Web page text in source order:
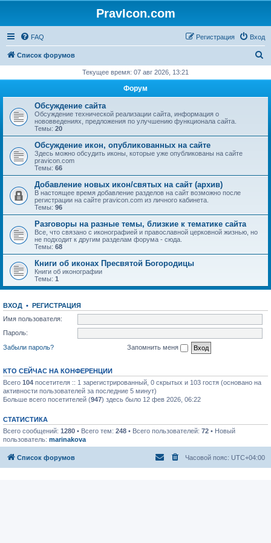
PravIcon.com
FAQ Вход
Регистрация
Список форумов
с
Текущее время: 07 авг 2026, 13:21
Форум
Обсуждение сайта
Обсуждение технической реализации сайта, информация о
нововведениях, предложения по улучшению функционала сайта.
Темы: 20
Обсуждение икон, опубликованных на сайте
Здесь можно обсудить иконы, которые уже опубликованы на сайте
pravicon.com
Темы: 66
Добавление новых икон/святых на сайт (архив)
В настоящее время добавление разделов на сайт возможно после
регистрации на сайте pravicon.com из личного кабинета.
Темы: 96
Разговоры на разные темы, близкие к тематике сайта
Все, что связано с иконографией и православной церковной жизнью, но
не подходит к другим разделам форума - сюда.
Темы: 68
Книги об иконах Пресвятой Богородицы
Книги об иконографии
Темы: 1
ВХОД • РЕГИСТРАЦИЯ
Имя пользователя:
Пароль:
Забыли пароль?
Запомнить меня
КТО СЕЙЧАС НА КОНФЕРЕНЦИИ
Всего 104 посетителя :: 1 зарегистрированный, 0 скрытых и 103 гостя (основано на
активности пользователей за последние 5 минут)
Больше всего посетителей (947) здесь было 12 фев 2026, 06:22
СТАТИСТИКА
Всего сообщений: 1280 • Всего тем: 248 • Всего пользователей: 72 • Новый
пользователь: marinakova
Список форумов Часовой пояс: UTC+04:00